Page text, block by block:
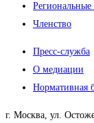
Региональные
Членство
Пресс-служба
О медиации
Нормативная
г. Москва, ул.